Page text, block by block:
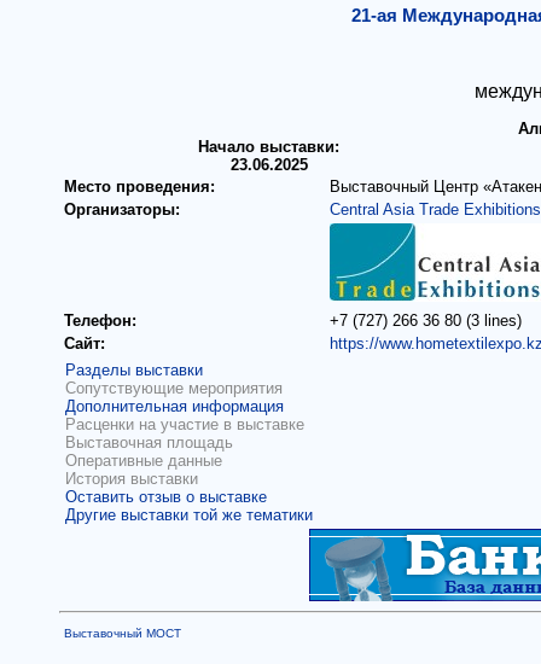
21-ая
Начало выставки:
23.06.2025
Место проведения:
Выставочный Центр
Организаторы:
Central Asia Trade Exhibitions
Телефон:
+7 (727) 266 36 80 (3 lines)
Сайт:
https://
Разделы выставки
Сопутствующие мероприятия
Дополнительная информация
Расценки на участие в выставке
Выставочная площадь
Оперативные данные
История выставки
Оставить отзыв о выставке
Другие выставки той же тематики
Выставочный МОСТ